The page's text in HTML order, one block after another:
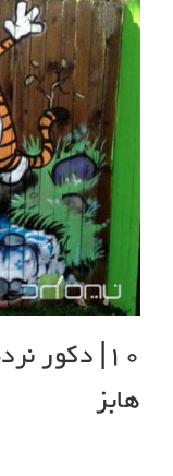
10| دکور
هابز